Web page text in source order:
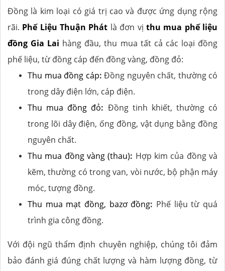
Đồng là kim loại có giá trị cao và được ứng dụng rộng
rãi. Phế Liệu Thuận Phát là đơn vị thu mua phế liệu
đồng Gia Lai hàng đầu, thu mua tất cả các loại đồng
phế liệu, từ đồng cáp đến đồng vàng, đồng đỏ:
Thu mua đồng cáp: Đồng nguyên chất, thường có
trong dây điện lớn, cáp điện.
Thu mua đồng đỏ: Đồng tinh khiết, thường có
trong lõi dây điện, ống đồng, vật dụng bằng đồng
nguyên chất.
Thu mua đồng vàng (thau): Hợp kim của đồng và
kẽm, thường có trong van, vòi nước, bộ phận máy
móc, tượng đồng.
Thu mua mạt đồng, bazơ đồng: Phế liệu từ quá
trình gia công đồng.
Với đội ngũ thẩm định chuyên nghiệp, chúng tôi đảm
bảo đánh giá đúng chất lượng và hàm lượng đồng, từ